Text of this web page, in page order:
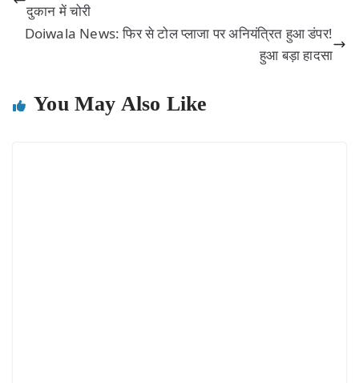
दुकान में चोरी
Doiwala News: फिर से टोल प्लाजा पर अनियंत्रित हुआ डंपर!
हुआ बड़ा हादसा
You May Also Like